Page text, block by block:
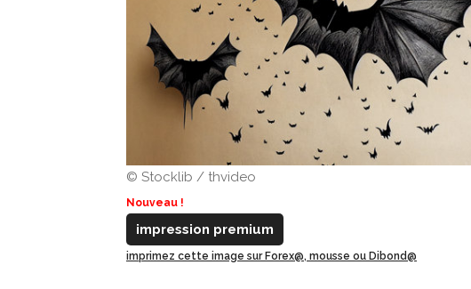
© Stocklib / thvideo
Nouveau !
impression premium
imprimez cette image sur Forex@, mousse ou Dibond@